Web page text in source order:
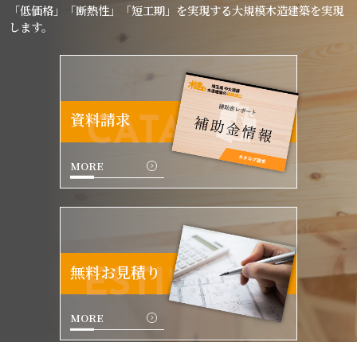
「低価格」「断熱性」「短工期」を実現する大規模木造建築を実現
します。
CATALOG
資料請求
MORE
ESTIMATE
無料お見積り
MORE